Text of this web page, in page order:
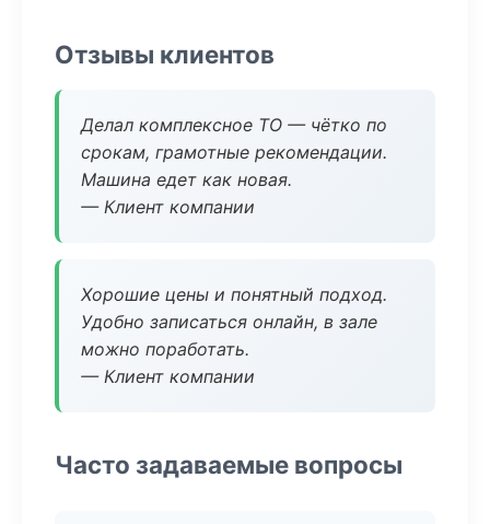
Отзывы клиентов
Делал комплексное ТО — чётко по
срокам, грамотные рекомендации.
Машина едет как новая.
— Клиент компании
Хорошие цены и понятный подход.
Удобно записаться онлайн, в зале
можно поработать.
— Клиент компании
Часто задаваемые вопросы